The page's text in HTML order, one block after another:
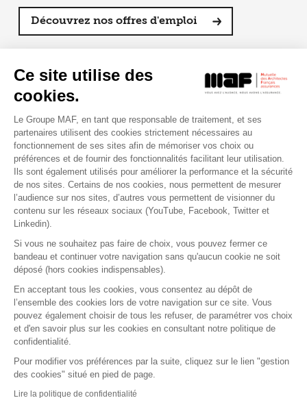
Ce site utilise des
cookies.
Le Groupe MAF, en tant que responsable de traitement, et ses
partenaires utilisent des cookies strictement nécessaires au
fonctionnement de ses sites afin de mémoriser vos choix ou
préférences et de fournir des fonctionnalités facilitant leur utilisation.
Ils sont également utilisés pour améliorer la performance et la sécurité
de nos sites. Certains de nos cookies, nous permettent de mesurer
l’audience sur nos sites, d’autres vous permettent de visionner du
contenu sur les réseaux sociaux (YouTube, Facebook, Twitter et
Linkedin).
Si vous ne souhaitez pas faire de choix, vous pouvez fermer ce
bandeau et continuer votre navigation sans qu'aucun cookie ne soit
déposé (hors cookies indispensables).
En acceptant tous les cookies, vous consentez au dépôt de
l’ensemble des cookies lors de votre navigation sur ce site. Vous
pouvez également choisir de tous les refuser, de paramétrer vos choix
et d'en savoir plus sur les cookies en consultant notre politique de
confidentialité.
Pour modifier vos préférences par la suite, cliquez sur le lien "gestion
des cookies" situé en pied de page.
Lire la politique de confidentialité
Découvrez nos offres d'emploi
RETROUVEZ-NOUS SUR :
Contact Presse Assistance
Mentions légales
Gestion des cookies
Politique de confidentialité
Conditions générales d'utilisation
Signaler une alerte éthique
Procédure de recueil et de traitement des
signalements